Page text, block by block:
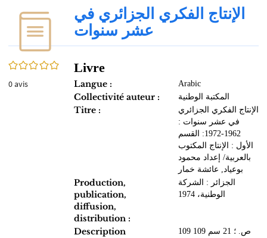
0/5
0avis
الإنتاج الفكري الجزائري في
عشر سنوات
Livre
Langue : Arabic
Collectivité auteur : المكتبة الوطنية
Titre :
الإنتاج الفكري الجزائري
في عشر سنوات :
1962-1972: القسم
الأول : الإنتاج المكتوب
بالعربية/ إعداد محمود
بوعياد, عائشة خمار
Production,
publication,
diffusion,
distribution :
الجزائر : الشركة
الوطنية، 1974
Description
109 ص. ؛ 21 سم 109